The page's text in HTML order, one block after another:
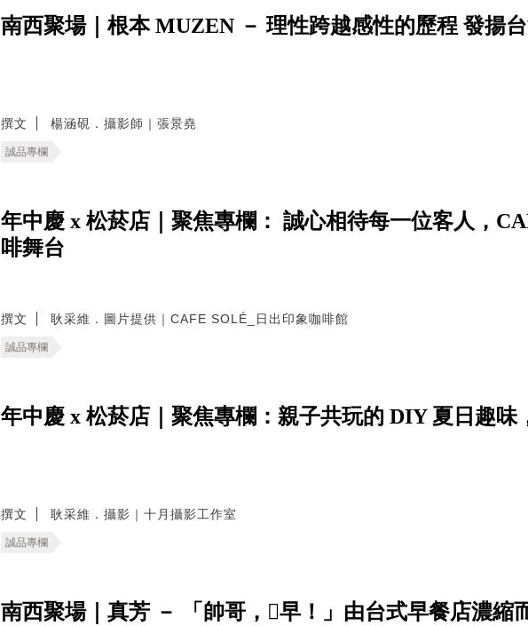
南西聚場｜根本 MUZEN － 理性跨越感性的歷程 發揚
撰文 楊涵硯．攝影師｜張景堯
誠品專欄
年中慶 x 松菸店｜聚焦專欄： 誠心相待每一位客人，
啡舞台
撰文 耿采維．圖片提供｜CAFE SOLÉ_日出印象咖啡館
誠品專欄
年中慶 x 松菸店｜聚焦專欄：親子共玩的 DIY 夏日趣味
撰文 耿采維．攝影｜十月攝影工作室
誠品專欄
南西聚場｜真芳 － 「帥哥，𠢕早！」由台式早餐店濃縮